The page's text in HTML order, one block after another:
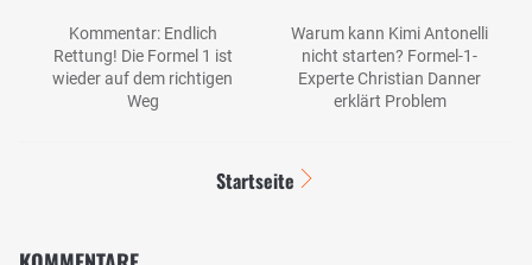
Kommentar: Endlich
Rettung! Die Formel 1 ist
wieder auf dem richtigen
Weg
Warum kann Kimi Antonelli
nicht starten? Formel-1-
Experte Christian Danner
erklärt Problem
Startseite